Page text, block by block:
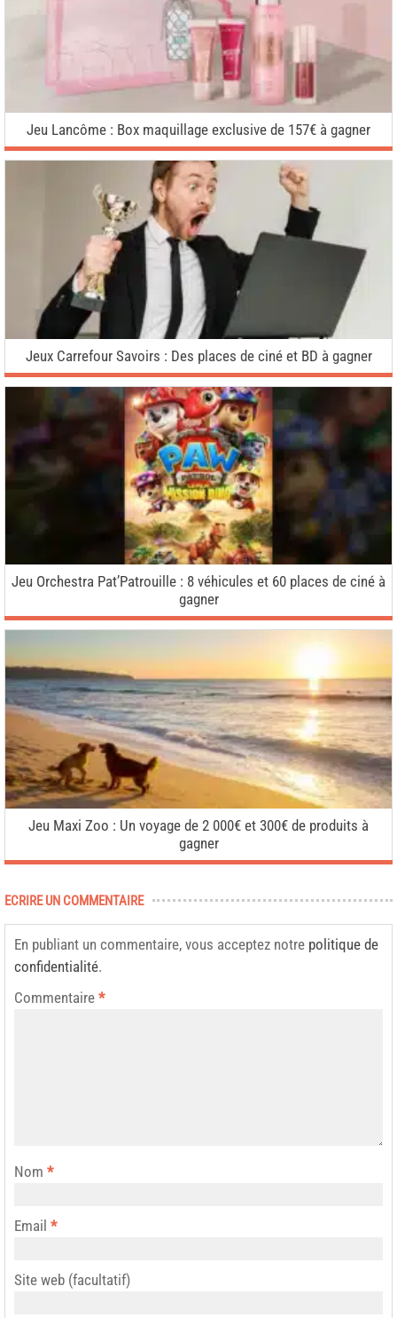
Jeu Lancôme : Box maquillage exclusive de 157€ à gagner
Jeux Carrefour Savoirs : Des places de ciné et BD à gagner
Jeu Orchestra Pat’Patrouille : 8 véhicules et 60 places de ciné à
gagner
Jeu Maxi Zoo : Un voyage de 2 000€ et 300€ de produits à
gagner
ECRIRE UN COMMENTAIRE
En publiant un commentaire, vous acceptez notre politique de
confidentialité.
Commentaire *
Nom *
Email *
Site web (facultatif)